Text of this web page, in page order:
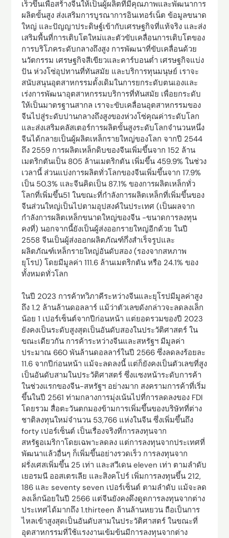
เร็วขึ้นเพื่อสร้างจีนให้เป็นผู้ผลิตที่มีคุณภาพและพัฒนาการ
ผลิตขั้นสูง ส่งเสริมการบูรณาการอินเทอร์เน็ต ข้อมูลขนาด
ใหญ่ และปัญญาประดิษฐ์เข้ากับเศรษฐกิจที่แท้จริง และส่ง
เสริมพื้นที่การเติบโตใหม่และตัวขับเคลื่อนการเติบโตของ
การบริโภคระดับกลางถึงสูง การพัฒนาที่ขับเคลื่อนด้วย
นวัตกรรม เศรษฐกิจสีเขียวและคาร์บอนต่ำ เศรษฐกิจแบ่ง
ปัน ห่วงโซ่อุปทานที่ทันสมัย ​​และบริการทุนมนุษย์ เราจะ
สนับสนุนอุตสาหกรรมดั้งเดิมในการยกระดับตนเองและ
เร่งการพัฒนาอุตสาหกรรมบริการที่ทันสมัย ​​เพื่อยกระดับ
ให้เป็นมาตรฐานสากล เราจะขับเคลื่อนอุตสาหกรรมของ
จีนไปสู่ระดับปานกลางถึงสูงของห่วงโซ่คุณค่าระดับโลก
และส่งเสริมคลัสเตอร์การผลิตขั้นสูงระดับโลกจำนวนหนึ่ง
จีนได้กลายเป็นผู้ผลิตเหล็กรายใหญ่ของโลก จากปี 2544
ถึง 2559 การผลิตเหล็กดิบของจีนเพิ่มขึ้นจาก 152 ล้าน
เมตริกตันเป็น 805 ล้านเมตริกตัน เพิ่มขึ้น 459.9% ในช่วง
เวลานี้ ส่วนแบ่งการผลิตทั่วโลกของจีนเพิ่มขึ้นจาก 17.9%
เป็น 50.3% และจีนคิดเป็น 87.1% ของการผลิตเหล็กทั่ว
โลกที่เพิ่มขึ้น51 ในขณะที่กำลังการผลิตเหล็กที่เพิ่มขึ้นของ
จีนส่วนใหญ่เป็นไปตามอุปสงค์ในประเทศ (เป็นผลจาก
กำลังการผลิตเหล็กขนาดใหญ่ของจีน -ขนาดการลงทุน
คงที่) นอกจากนี้ยังเป็นผู้ส่งออกรายใหญ่อีกด้วย ในปี
2558 จีนเป็นผู้ส่งออกผลิตภัณฑ์กึ่งสำเร็จรูปและ
ผลิตภัณฑ์เหล็กรายใหญ่อันดับสอง (รองจากสหภาพ
ยุโรป) โดยมีมูลค่า 111.6 ล้านเมตริกตัน หรือ 24.1% ของ
ทั้งหมดทั่วโลก
ในปี 2023 การค้าทวิภาคีระหว่างจีนและยุโรปมีมูลค่าสูง
ถึง 1.2 ล้านล้านดอลลาร์ แม้ว่าตัวเลขดังกล่าวจะลดลงเล็ก
น้อย 1 เปอร์เซ็นต์จากปีก่อนหน้า แต่ยอดรวมของปี 2023
ยังคงเป็นระดับสูงสุดเป็นอันดับสองในประวัติศาสตร์ ใน
ขณะเดียวกัน การค้าระหว่างจีนและสหรัฐฯ มีมูลค่า
ประมาณ 660 พันล้านดอลลาร์ในปี 2566 ซึ่งลดลงร้อยละ
11.6 จากปีก่อนหน้า แม้จะลดลงนี้ แต่ก็ยังคงเป็นตัวเลขที่สูง
เป็นอันดับสามในประวัติศาสตร์ ซึ่งแซงหน้าระดับการค้า
ในช่วงแรกของจีน-สหรัฐฯ อย่างมาก สงครามการค้าที่เริ่ม
ขึ้นในปี 2561 ท่ามกลางการมุ่งเน้นไปที่การลดลงของ FDI
โดยรวม สื่อตะวันตกมองข้ามการเพิ่มขึ้นของบริษัทที่ต่าง
ชาติลงทุนใหม่จำนวน 53,766 แห่งในจีน ซึ่งเพิ่มขึ้นถึง
forty เปอร์เซ็นต์ เป็นเรื่องจริงที่การลงทุนจาก
สหรัฐอเมริกาโดยเฉพาะลดลง แต่การลงทุนจากประเทศที่
พัฒนาแล้วอื่นๆ ก็เพิ่มขึ้นอย่างรวดเร็ว การลงทุนจาก
ฝรั่งเศสเพิ่มขึ้น 25 เท่า และสวีเดน eleven เท่า ตามลำดับ
เยอรมนี ออสเตรเลีย และสิงคโปร์ เพิ่มการลงทุนขึ้น 212,
186 และ seventy seven เปอร์เซ็นต์ ตามลำดับ แม้จะลด
ลงเล็กน้อยในปี 2566 แต่จีนยังคงดึงดูดการลงทุนจากต่าง
ประเทศได้มากถึง 1.thirteen ล้านล้านหยวน ถือเป็นการ
ไหลเข้าสูงสุดเป็นอันดับสามในประวัติศาสตร์ ในขณะที่
อุตสาหกรรมที่ใช้แรงงานเข้มข้นมีการลงทุนจากต่าง